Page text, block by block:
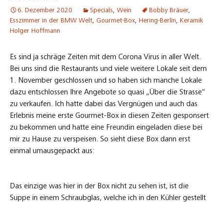
6. Dezember 2020 Specials, Wein Bobby Bräuer,
Esszimmer in der BMW Welt, Gourmet-Box, Hering-Berlin, Keramik
Holger Hoffmann
Es sind ja schräge Zeiten mit dem Corona Virus in aller Welt.
Bei uns sind die Restaurants und viele weitere Lokale seit dem
1. November geschlossen und so haben sich manche Lokale
dazu entschlossen Ihre Angebote so quasi „Über die Strasse“
zu verkaufen. Ich hatte dabei das Vergnügen und auch das
Erlebnis meine erste Gourmet-Box in diesen Zeiten gesponsert
zu bekommen und hatte eine Freundin eingeladen diese bei
mir zu Hause zu verspeisen. So sieht diese Box dann erst
einmal umausgepackt aus:
Das einzige was hier in der Box nicht zu sehen ist, ist die
Suppe in einem Schraubglas, welche ich in den Kühler gestellt